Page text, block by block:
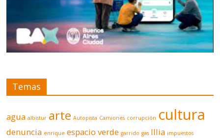
Temas
agua albistur arte Autopista Camiones corrupción cultura
denuncia enrique espacio verde garrido gas Illia impuestos